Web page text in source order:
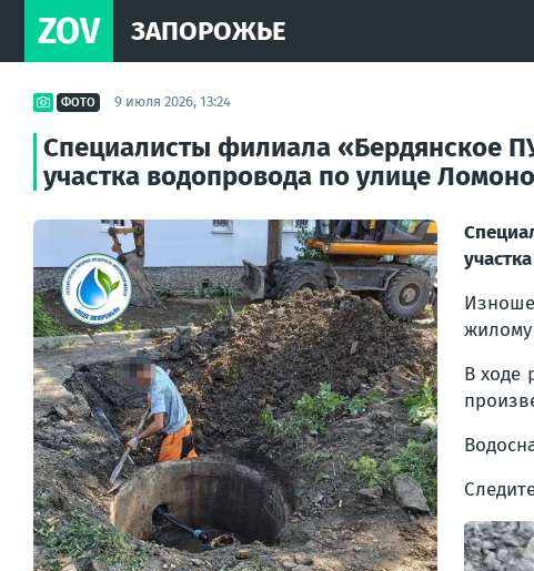
ZOV ЗАПОРОЖЬЕ
ФОТО 9 июля 2026, 13:24
Специалисты филиала «Бердянское
участка водопровода по улице
жилому
В ходе